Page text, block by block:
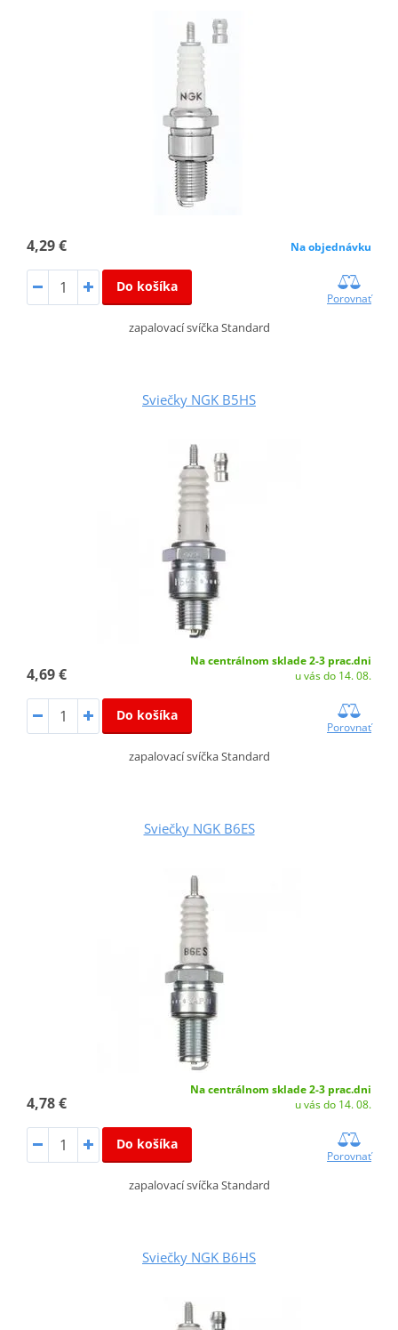
4,29 € Na objednávku
Do košíka
Porovnať
zapalovací svíčka Standard
Sviečky NGK B5HS
4,69 €
Na centrálnom sklade 2-3 prac.dni
u vás do 14. 08.
Do košíka
Porovnať
zapalovací svíčka Standard
Sviečky NGK B6ES
4,78 €
Na centrálnom sklade 2-3 prac.dni
u vás do 14. 08.
Do košíka
Porovnať
zapalovací svíčka Standard
Sviečky NGK B6HS